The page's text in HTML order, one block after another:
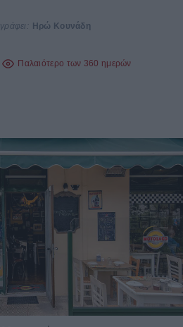
γράφει: Ηρώ Κουνάδη
Παλαιότερο των 360 ημερών